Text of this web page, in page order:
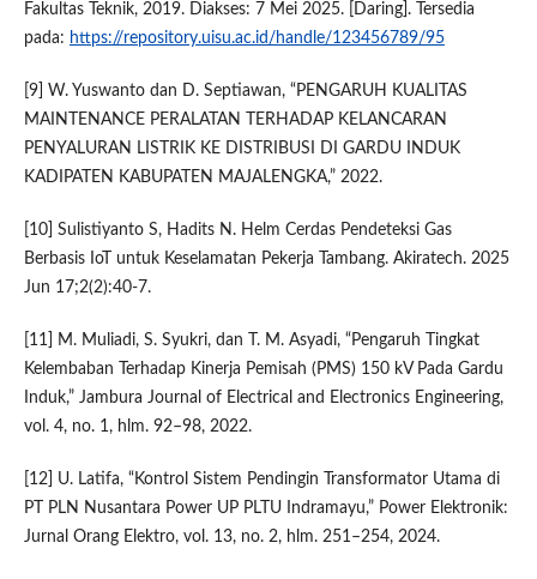
Fakultas Teknik, 2019. Diakses: 7 Mei 2025. [Daring]. Tersedia
pada: https://repository.uisu.ac.id/handle/123456789/95
[9] W. Yuswanto dan D. Septiawan, “PENGARUH KUALITAS
MAINTENANCE PERALATAN TERHADAP KELANCARAN
PENYALURAN LISTRIK KE DISTRIBUSI DI GARDU INDUK
KADIPATEN KABUPATEN MAJALENGKA,” 2022.
[10] Sulistiyanto S, Hadits N. Helm Cerdas Pendeteksi Gas
Berbasis IoT untuk Keselamatan Pekerja Tambang. Akiratech. 2025
Jun 17;2(2):40-7.
[11] M. Muliadi, S. Syukri, dan T. M. Asyadi, “Pengaruh Tingkat
Kelembaban Terhadap Kinerja Pemisah (PMS) 150 kV Pada Gardu
Induk,” Jambura Journal of Electrical and Electronics Engineering,
vol. 4, no. 1, hlm. 92–98, 2022.
[12] U. Latifa, “Kontrol Sistem Pendingin Transformator Utama di
PT PLN Nusantara Power UP PLTU Indramayu,” Power Elektronik:
Jurnal Orang Elektro, vol. 13, no. 2, hlm. 251–254, 2024.